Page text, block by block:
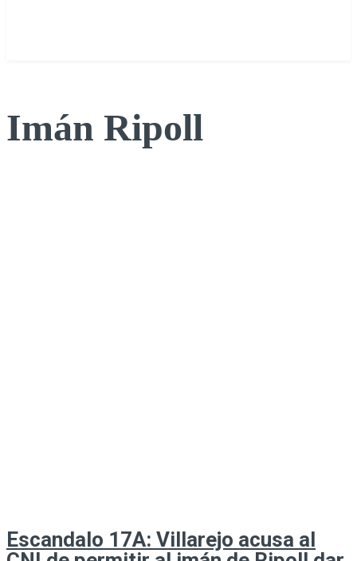
Imán Ripoll
Escandalo 17A: Villarejo acusa al